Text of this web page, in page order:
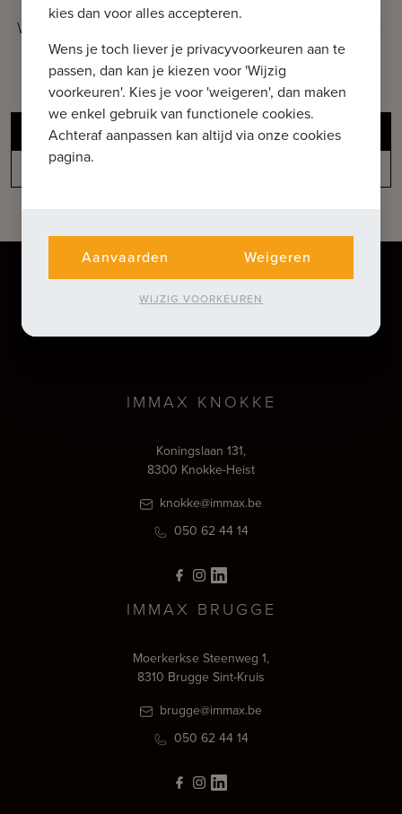
WAT KUNNEN WE VOOR U BETEKENEN
Ontdek onze extra diensten
Gratis schatting van uw pand
IMMAX KNOKKE
Koningslaan 131,
8300 Knokke-Heist
knokke@immax.be
050 62 44 14
IMMAX BRUGGE
Moerkerkse Steenweg 1,
8310 Brugge Sint-Kruis
brugge@immax.be
050 62 44 14
kies dan voor alles accepteren.
Wens je toch liever je privacyvoorkeuren aan te
passen, dan kan je kiezen voor 'Wijzig
voorkeuren'. Kies je voor 'weigeren', dan maken
we enkel gebruik van functionele cookies.
Achteraf aanpassen kan altijd via onze cookies
pagina.
Aanvaarden Weigeren
WIJZIG VOORKEUREN